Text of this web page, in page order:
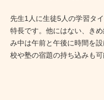
先生1人に生徒5人の学習タ
特長です。他にはない、き
み中は午前と午後に時間を
校や塾の宿題の持ち込みも可